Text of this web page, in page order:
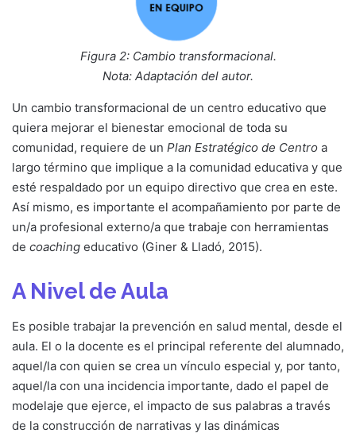
Figura 2: Cambio transformacional.
Nota: Adaptación del autor.
Un cambio transformacional de un centro educativo que
quiera mejorar el bienestar emocional de toda su
comunidad, requiere de un Plan Estratégico de Centro a
largo término que implique a la comunidad educativa y que
esté respaldado por un equipo directivo que crea en este.
Así mismo, es importante el acompañamiento por parte de
un/a profesional externo/a que trabaje con herramientas
de coaching educativo (Giner & Lladó, 2015).
A Nivel de Aula
Es posible trabajar la prevención en salud mental, desde el
aula. El o la docente es el principal referente del alumnado,
aquel/la con quien se crea un vínculo especial y, por tanto,
aquel/la con una incidencia importante, dado el papel de
modelaje que ejerce, el impacto de sus palabras a través
de la construcción de narrativas y las dinámicas